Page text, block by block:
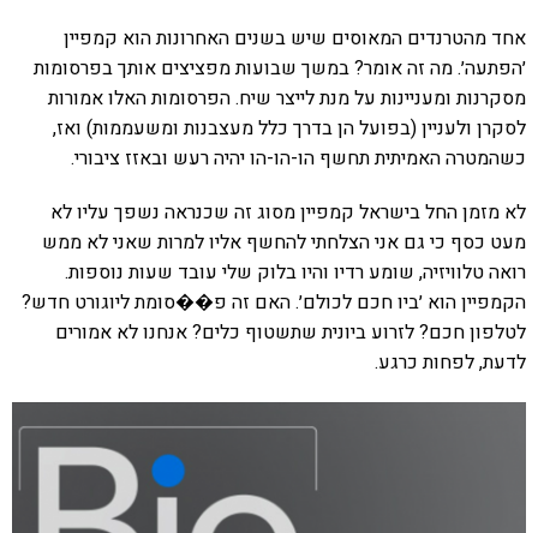
אחד מהטרנדים המאוסים שיש בשנים האחרונות הוא קמפיין
׳הפתעה׳. מה זה אומר? במשך שבועות מפציצים אותך בפרסומות
מסקרנות ומעניינות על מנת לייצר שיח. הפרסומות האלו אמורות
לסקרן ולעניין (בפועל הן בדרך כלל מעצבנות ומשעממות) ואז,
כשהמטרה האמיתית תחשף הו-הו-הו יהיה רעש ובאזז ציבורי.
לא מזמן החל בישראל קמפיין מסוג זה שכנראה נשפך עליו לא
מעט כסף כי גם אני הצלחתי להחשף אליו למרות שאני לא ממש
רואה טלוויזיה, שומע רדיו והיו בלוק שלי עובד שעות נוספות.
הקמפיין הוא ׳ביו חכם לכולם׳. האם זה פ��סומת ליוגורט חדש?
לטלפון חכם? לזרוע ביונית שתשטוף כלים? אנחנו לא אמורים
לדעת, לפחות כרגע.